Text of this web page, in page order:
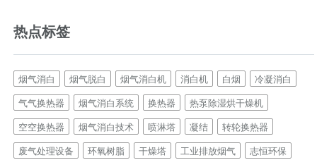
热点标签
烟气消白 烟气脱白 烟气消白机 消白机 白烟
冷凝消白
气气换热器
烟气消白系统 换热器
热泵除湿烘干燥机
空空换热器
烟气消白技术 喷淋塔 凝结
转轮换热器
废气处理设备
环氧树脂 干燥塔 工业排放烟气 志恒环保